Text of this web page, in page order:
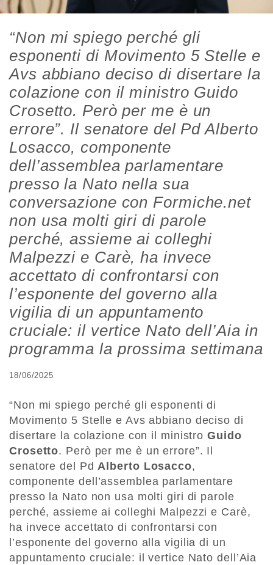
“Non mi spiego perché gli
esponenti di Movimento 5 Stelle e
Avs abbiano deciso di disertare la
colazione con il ministro Guido
Crosetto. Però per me è un
errore”. Il senatore del Pd Alberto
Losacco, componente
dell’assemblea parlamentare
presso la Nato nella sua
conversazione con Formiche.net
non usa molti giri di parole
perché, assieme ai colleghi
Malpezzi e Carè, ha invece
accettato di confrontarsi con
l’esponente del governo alla
vigilia di un appuntamento
cruciale: il vertice Nato dell’Aia in
programma la prossima settimana
18/06/2025
“Non mi spiego perché gli esponenti di
Movimento 5 Stelle e Avs abbiano deciso di
disertare la colazione con il ministroGuido
Crosetto. Però per me è un errore”. Il
senatore del PdAlberto Losacco,
componente dell’assemblea parlamentare
presso la Nato non usa molti giri di parole
perché, assieme ai colleghi Malpezzi e Carè,
ha invece accettato di confrontarsi con
l’esponente del governo alla vigilia di un
appuntamento cruciale: il vertice Nato dell’Aia